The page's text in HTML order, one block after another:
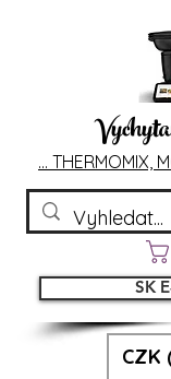
... THERMOMIX,
CZK
SK